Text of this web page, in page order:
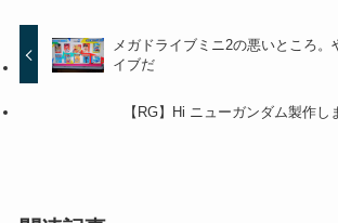
メガドライブミニ2の悪いところ。
イブだ
【RG】Hi ニューガンダム製作し